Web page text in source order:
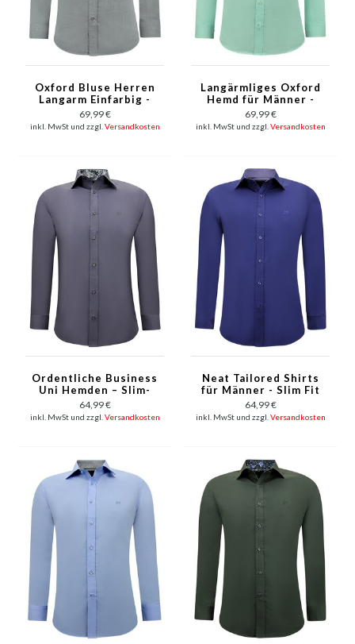
Oxford Bluse Herren
Langarm Einfarbig -
Grau
69,99 €
inkl. MwSt und zzgl. Versandkosten
Langärmliges Oxford
Hemd für Männer -
Grün
69,99 €
inkl. MwSt und zzgl. Versandkosten
Ordentliche Business
Uni Hemden – Slim-
Fit-Blusen-Stretch –
Grau
64,99 €
inkl. MwSt und zzgl. Versandkosten
Neat Tailored Shirts
für Männer - Slim Fit
Bluse Stretch - Blau
64,99 €
inkl. MwSt und zzgl. Versandkosten